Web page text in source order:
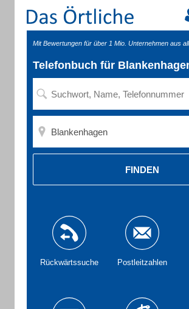
Mit Bewertungen für über 1 Mio. Unternehmen aus
Telefonbuch für
FINDEN
Rückwärtssuche Postleitzahlen